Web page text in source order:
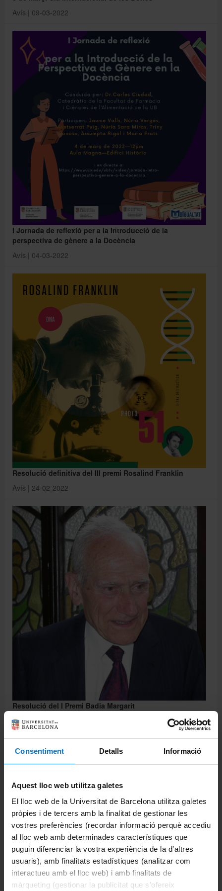
Consentiment Detalls Informació
Aquest lloc web utilitza galetes
El lloc web de la Universitat de Barcelona utilitza galetes
pròpies i de tercers amb la finalitat de gestionar les
vostres preferències (recordar informació perquè accediu
al lloc web amb determinades característiques que
puguin diferenciar la vostra experiència de la d’altres
usuaris), amb finalitats estadístiques (analitzar com
interactueu amb el lloc web) i amb finalitats de
màrqueting (gestionar la publicitat que s’ofereix
Avís | 09-03-2022
I Jornada de reflexió per a la Introducció de la
perspectiva de gènere a la Docència
Avís | 04-03-2022
Resolució definitiva del III premi Rosalind Franklin
Avís | 24-02-2022
Resolució del I Premi Badia Margarit
Avís | 14-02-2022